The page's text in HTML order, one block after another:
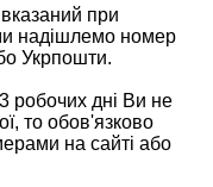
при
надішлемо номер
Укрпошти.
робочих дні Ви не
то обов'язково
на сайті або